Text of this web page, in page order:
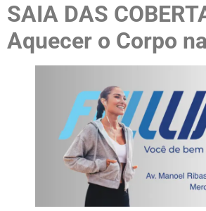
SAIA DAS
Aquecer o Corpo